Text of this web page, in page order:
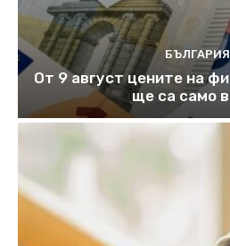
БЪЛГАРИЯ
От 9 август цените на
ще са само